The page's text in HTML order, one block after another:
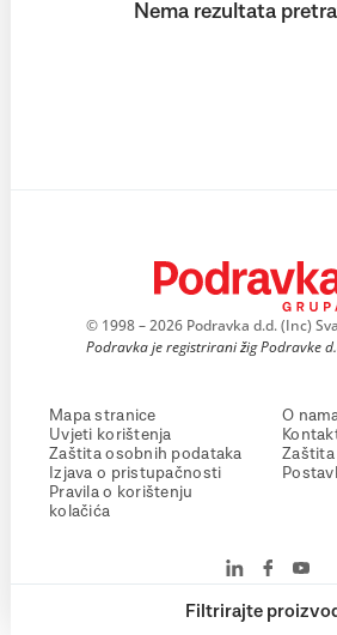
Filtrirajte
Nema rezultata
© 1998 – 2026 Podravka d.d. (Inc)
Podravka je registrirani žig Podravke
Mapa stranice
Uvjeti korištenja
Zaštita osobnih podataka
Izjava o pristupačnosti
Pravila o korištenju
kolačića
O nama